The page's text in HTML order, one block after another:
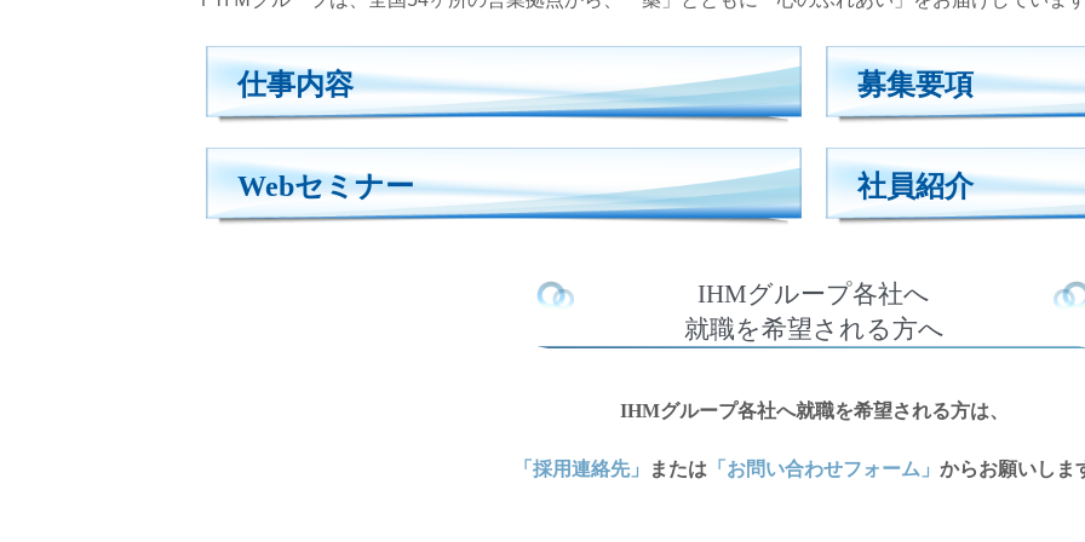
仕事内容 募集要項
Webセミナー 社員紹介
IHMグループ各社へ
就職を希望される方へ
IHMグループ各社へ就職を希望される方は、
「採用連絡先」 または 「お問い合わせフォーム」 からお願いしま